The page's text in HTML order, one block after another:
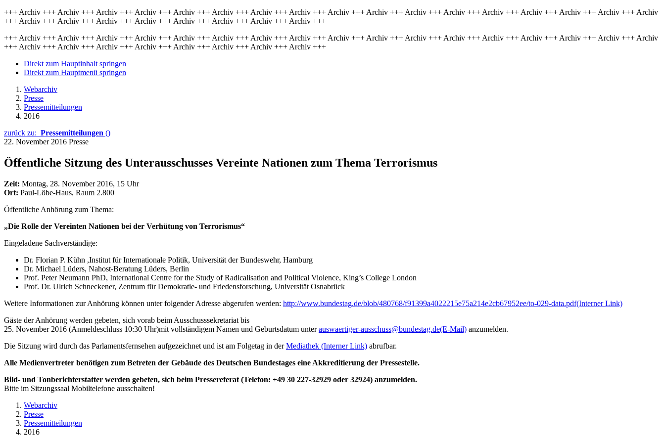
+++ Archiv +++ Archiv +++ Archiv +++ Archiv +++ Archiv +++ Archiv +++ Archiv +++ Archiv +++ Archiv +++ Archiv +++ Archiv +++ Archiv +++ Archiv +++ Archiv +++ Archiv +++ Archiv +++ Archiv
+++ Archiv +++ Archiv +++ Archiv +++ Archiv +++ Archiv +++ Archiv +++ Archiv +++ Archiv +++
+++ Archiv +++ Archiv +++ Archiv +++ Archiv +++ Archiv +++ Archiv +++ Archiv +++ Archiv +++ Archiv +++ Archiv +++ Archiv +++ Archiv +++ Archiv +++ Archiv +++ Archiv +++ Archiv +++ Archiv
+++ Archiv +++ Archiv +++ Archiv +++ Archiv +++ Archiv +++ Archiv +++ Archiv +++ Archiv +++
Direkt zum Hauptinhalt springen
Direkt zum Hauptmenü springen
Webarchiv
Presse
Pressemitteilungen
2016
zurück zu: Pressemitteilungen ()
22. November 2016 Presse
Öffentliche Sitzung des Unterausschusses Vereinte Nationen zum Thema Terrorismus
Zeit: Montag, 28. November 2016, 15 Uhr
Ort: Paul-Löbe-Haus, Raum 2.800
Öffentliche Anhörung zum Thema:
„Die Rolle der Vereinten Nationen bei der Verhütung von Terrorismus“
Eingeladene Sachverständige:
Dr. Florian P. Kühn ,Institut für Internationale Politik, Universität der Bundeswehr, Hamburg
Dr. Michael Lüders, Nahost-Beratung Lüders, Berlin
Prof. Peter Neumann PhD, International Centre for the Study of Radicalisation and Political Violence, King’s College London
Prof. Dr. Ulrich Schneckener, Zentrum für Demokratie- und Friedensforschung, Universität Osnabrück
Weitere Informationen zur Anhörung können unter folgender Adresse abgerufen werden: http://www.bundestag.de/blob/480768/f91399a4022215e75a214e2cb67952ee/to-029-data.pdf(Interner Link)
Gäste der Anhörung werden gebeten, sich vorab beim Ausschusssekretariat bis
25. November 2016 (Anmeldeschluss 10:30 Uhr)mit vollständigem Namen und Geburtsdatum unterauswaertiger-ausschuss@bundestag.de(E-Mail) anzumelden.
Die Sitzung wird durch das Parlamentsfernsehen aufgezeichnet und ist am Folgetag in derMediathek (Interner Link) abrufbar.
Alle Medienvertreter benötigen zum Betreten der Gebäude des Deutschen Bundestages eine Akkreditierung der Pressestelle.
Bild- und Tonberichterstatter werden gebeten, sich beim Pressereferat (Telefon: +49 30 227-32929 oder 32924) anzumelden.
Bitte im Sitzungssaal Mobiltelefone ausschalten!
Webarchiv
Presse
Pressemitteilungen
2016